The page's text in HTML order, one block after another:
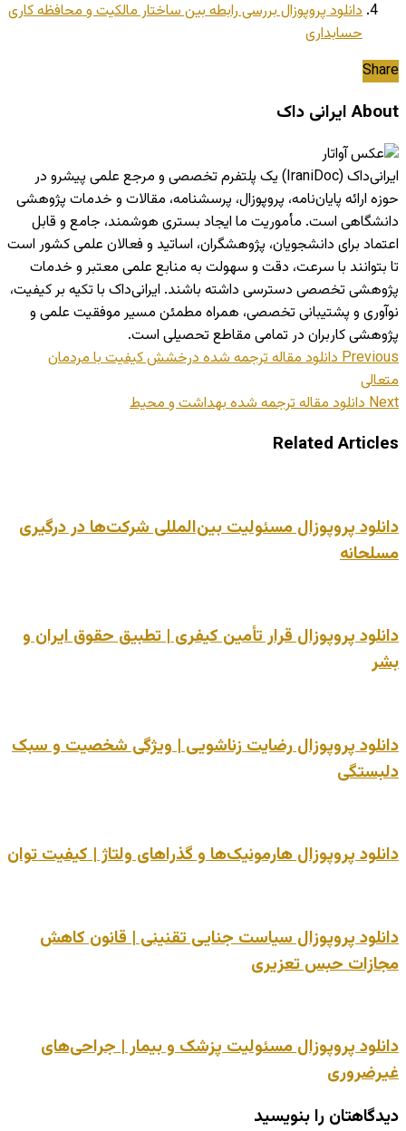
دانلود پروپوزال بررسی رابطه بین ساختار مالکیت و محافظه کاری
حسابداری
Share
About ایرانی داک
ایرانی‌داک (IraniDoc) یک پلتفرم تخصصی و مرجع علمی پیشرو در
حوزه ارائه پایان‌نامه، پروپوزال، پرسشنامه، مقالات و خدمات پژوهشی
دانشگاهی است. مأموریت ما ایجاد بستری هوشمند، جامع و قابل
اعتماد برای دانشجویان، پژوهشگران، اساتید و فعالان علمی کشور است
تا بتوانند با سرعت، دقت و سهولت به منابع علمی معتبر و خدمات
پژوهشی تخصصی دسترسی داشته باشند. ایرانی‌داک با تکیه بر کیفیت،
نوآوری و پشتیبانی تخصصی، همراه مطمئن مسیر موفقیت علمی و
پژوهشی کاربران در تمامی مقاطع تحصیلی است.
Previousدانلود مقاله ترجمه شده درخشش کیفیت با مردمان
متعالی
Nextدانلود مقاله ترجمه شده بهداشت و محيط
Related Articles
دانلود پروپوزال مسئولیت بین‌المللی شرکت‌ها در درگیری
مسلحانه
دانلود پروپوزال قرار تأمین کیفری | تطبیق حقوق ایران و
بشر
دانلود پروپوزال رضایت زناشویی | ویژگی شخصیت و سبک
دلبستگی
دانلود پروپوزال هارمونیک‌ها و گذراهای ولتاژ | کیفیت توان
دانلود پروپوزال سیاست جنایی تقنینی | قانون کاهش
مجازات حبس تعزیری
دانلود پروپوزال مسئولیت پزشک و بیمار | جراحی‌های
غیرضروری
دیدگاهتان را بنویسید